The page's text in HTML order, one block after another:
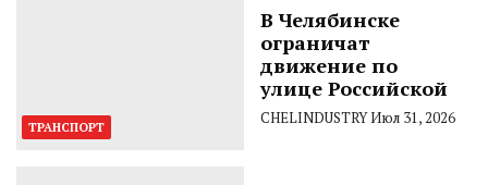
ТРАНСПОРТ
В Челябинске
ограничат
движение по
улице Российской
CHELINDUSTRYИюл 31, 2026